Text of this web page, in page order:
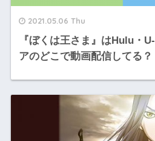
2021.05.06 Thu
『ぼくは王さま』はHulu・
アのどこで動画配信してる？